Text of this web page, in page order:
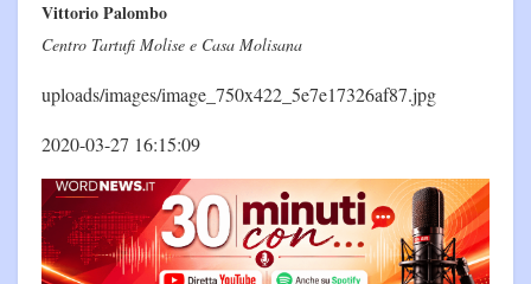
Vittorio Palombo
Centro Tartufi Molise e Casa Molisana
uploads/images/image_750x422_5e7e17326af87.jpg
2020-03-27 16:15:09